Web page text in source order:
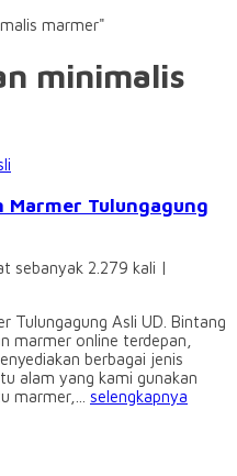
marmer"
minimalis
Marmer Tulungagung
sebanyak 2.279 kali |
Tulungagung Asli UD. Bintang
marmer online terdepan,
berbagai jenis
alam yang kami gunakan
marmer,... selengkapnya